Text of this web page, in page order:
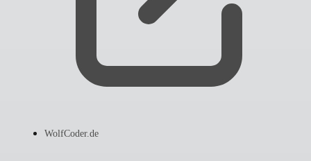
WolfCoder.de